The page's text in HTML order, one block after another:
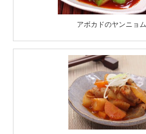
アボカドのヤンニョム